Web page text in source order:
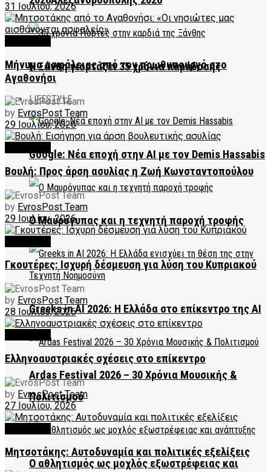
Η Ξάνθη γιορτάζει 35 χρόνια παράδοσης
LIFESTYLE
Google: Νέα εποχή στην AI με τον Demis Hassabis
Ο Μαυρόγυπας και η τεχνητή παροχή τροφής
Greeks in AI 2026: Η Ελλάδα στο επίκεντρο της AI
Ardas Festival 2026 – 30 Χρόνια Μουσικής &
Πολιτισμού
Ο αθλητισμός ως μοχλός εξωστρέφειας και
31 Ιουλίου, 2026
Μήνυμα ασφάλειας από τον πρωθυπουργό στο
Αγαθονήσι
by EvrosPost Team
29 Ιουλίου, 2026
Βουλή: Προς άρση ασυλίας η Ζωή Κωνσταντοπούλου
by EvrosPost Team
29 Ιουλίου, 2026
Γκουτέρες: Ισχυρή δέσμευση για λύση του Κυπριακού
by EvrosPost Team
28 Ιουλίου, 2026
Ελληνοαυστριακές σχέσεις στο επίκεντρο
by EvrosPost Team
27 Ιουλίου, 2026
Μητσοτάκης: Αυτοδυναμία και πολιτικές εξελίξεις